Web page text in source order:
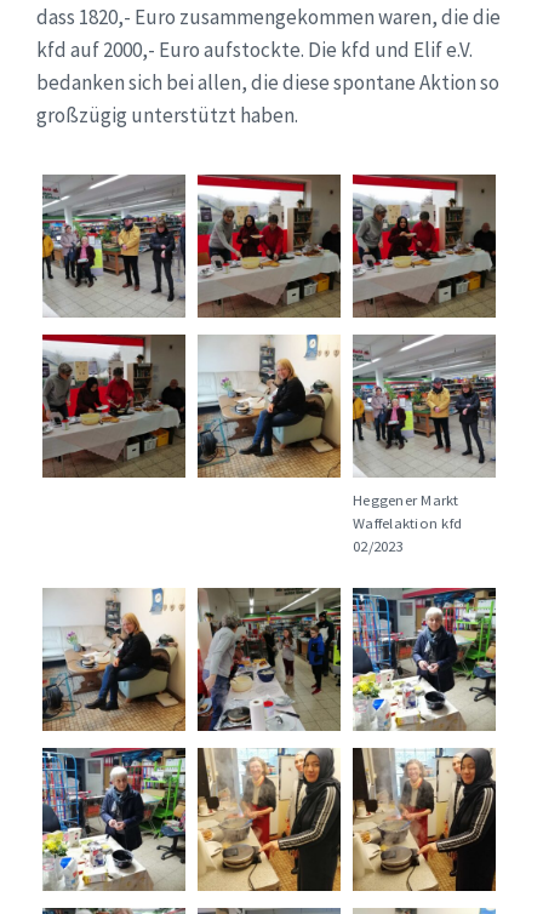
dass 1820,- Euro zusammengekommen waren, die die
kfd auf 2000,- Euro aufstockte. Die kfd und Elif e.V.
bedanken sich bei allen, die diese spontane Aktion so
großzügig unterstützt haben.
Heggener Markt
Waffelaktion kfd
02/2023